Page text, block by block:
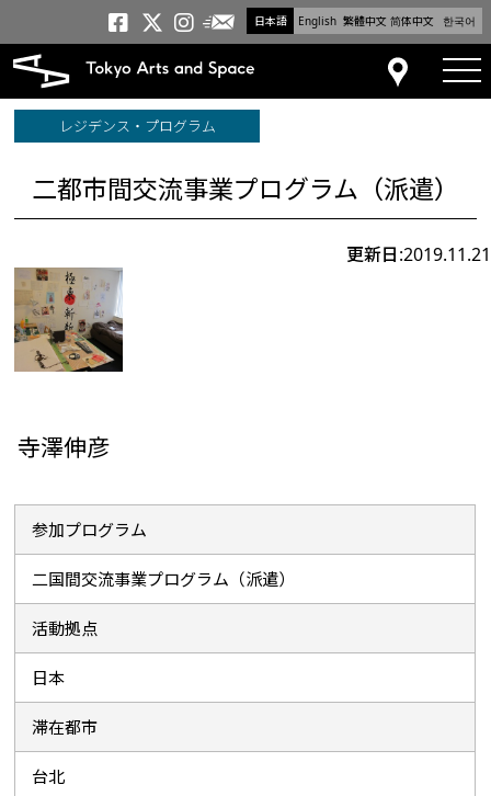
日本語 English 繁體中文 简体中文 한국어
トーキョーアーツアンド
トーキョーアーツアンド
トーキョーアーツア
メールニュース
アクセス
レジデンス・プログラム
二都市間交流事業プログラム（派遣）
更新日:2019.11.21
寺澤伸彦
参加プログラム
二国間交流事業プログラム（派遣）
活動拠点
日本
滞在都市
台北